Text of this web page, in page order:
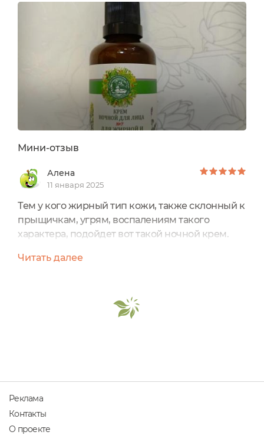
гидролаты для проблемной кожи (полынь,
мята, крапива, можжевельник) Дары
Кавказской природы и ночной крем для лица
№ 7 этого же бренда. Крем как раз и
предназначен для ухода за проблемной...
Мини-отзыв
Алена
11 января 2025
Тем у кого жирный тип кожи, также склонный к
прыщичкам, угрям, воспалениям такого
характера, подойдет вот такой ночной крем.
Крем за это время впитается в кожу, начнет
обезаражена, так как он содержит
антисептические для такой кожи травки и
Читать далее
Реклама
Контакты
О проекте